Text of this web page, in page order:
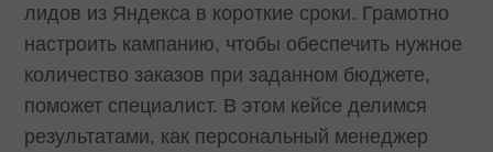
лидов из Яндекса в короткие сроки. Грамотно
настроить кампанию, чтобы обеспечить нужное
количество заказов при заданном бюджете,
поможет специалист. В этом кейсе делимся
результатами, как персональный менеджер